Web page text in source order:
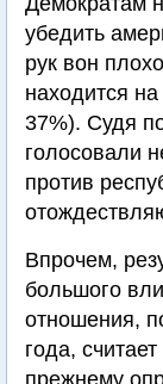
убедить
рук вон
находится
37%). Судя
голосовали
против
Впрочем,
большого
отношения,
года,
прежнему